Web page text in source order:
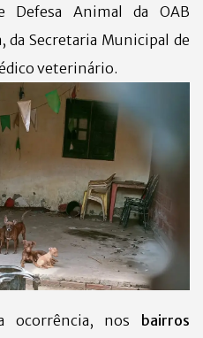
Defesa Animal da OAB
da Secretaria Municipal de
veterinário.
ocorrência, nos bairros